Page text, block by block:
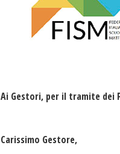
Ai Gestori, per il tramite dei
Carissimo Gestore,